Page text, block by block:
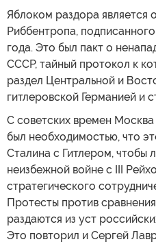
Яблоком раздора является
Риббентропа,
года. Это был пакт о
СССР, тайный протокол к
раздел Центральной и
гитлеровской Германией и
С советских времен Москва
был необходимостью, что
Сталина с Гитлером, чтобы
неизбежной войне с III
стратегического
Протесты против
раздаются из уст
Это повторил и Сергей